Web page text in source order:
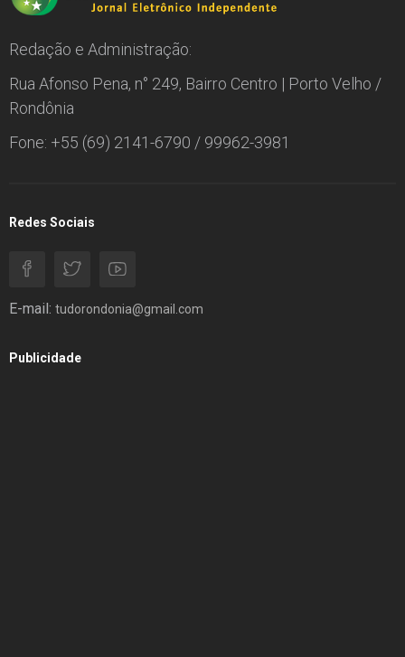
Redação e Administração:
Rua Afonso Pena, n° 249, Bairro Centro | Porto Velho /
Rondônia
Fone: +55 (69) 2141-6790 / 99962-3981
Redes Sociais
E-mail: tudorondonia@gmail.com
Publicidade